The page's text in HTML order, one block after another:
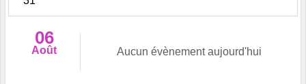
06
Août Aucun évènement aujourd'hui